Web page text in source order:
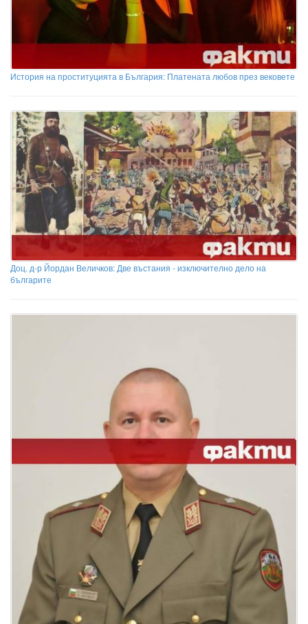
История на проституцията в България: Платената любов през вековете
Доц. д-р Йордан Величков: Две въстания - изключително дело на
българите